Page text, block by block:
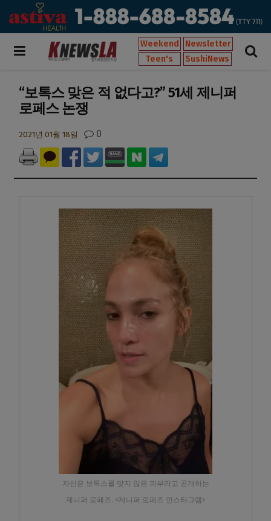
Weekend
Newsletter
Teen's
SushiNews
“보톡스 맞은 적 없다고?” 51세 제니퍼
로페스 논쟁
2021년 01월 18일 0
자신은 보톡스를 맞지 않은 피부라고 공개하는
제니퍼 로페즈. <제니퍼 로페즈 인스타그램>